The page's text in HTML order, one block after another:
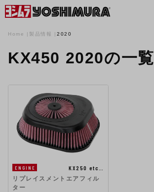
Home 製品情報 2020
KX450 2020の一覧
ENGINE
KX250 etc…
リプレイスメントエアフィル
ター